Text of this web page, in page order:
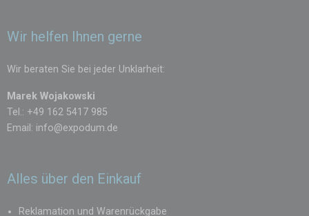
Wir helfen Ihnen gerne
Wir beraten Sie bei jeder Unklarheit:
Marek Wojakowski
Tel.: +49 162 5417 985
Email: info@expodum.de
Alles über den Einkauf
Reklamation und Warenrückgabe